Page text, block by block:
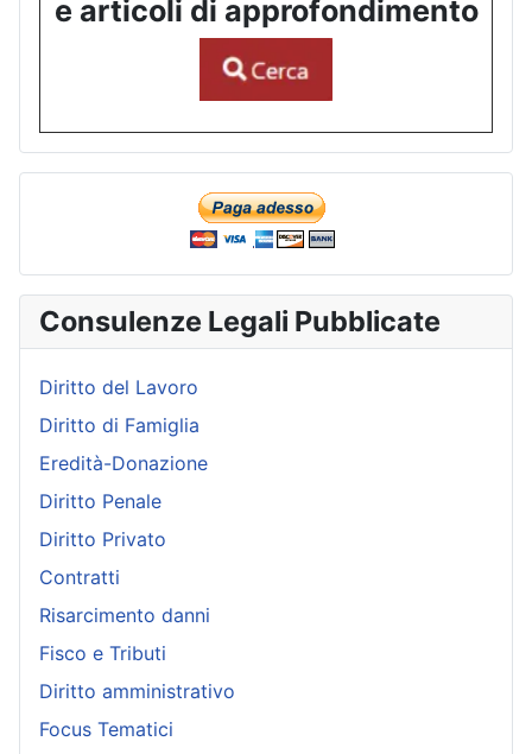
e articoli di approfondimento
Consulenze Legali Pubblicate
Diritto del Lavoro
Diritto di Famiglia
Eredità-Donazione
Diritto Penale
Diritto Privato
Contratti
Risarcimento danni
Fisco e Tributi
Diritto amministrativo
Focus Tematici